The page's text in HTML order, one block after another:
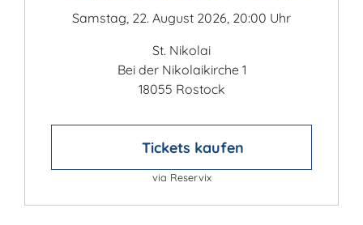
Samstag, 22. August 2026, 20:00 Uhr
St. Nikolai
Bei der Nikolaikirche 1
18055 Rostock
Tickets kaufen
via Reservix